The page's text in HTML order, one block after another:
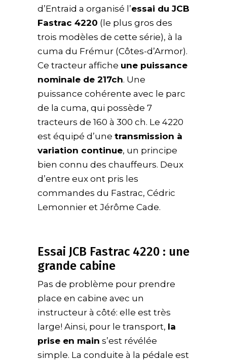
d’Entraid a organisé l’essai du JCB
Fastrac 4220 (le plus gros des
trois modèles de cette série), à la
cuma du Frémur (Côtes-d’Armor).
Ce tracteur affiche une puissance
nominale de 217ch. Une
puissance cohérente avec le parc
de la cuma, qui possède 7
tracteurs de 160 à 300 ch. Le 4220
est équipé d’une transmission à
variation continue, un principe
bien connu des chauffeurs. Deux
d’entre eux ont pris les
commandes du Fastrac, Cédric
Lemonnier et Jérôme Cade.
Essai JCB Fastrac 4220 : une
grande cabine
Pas de problème pour prendre
place en cabine avec un
instructeur à côté: elle est très
large! Ainsi, pour le transport, la
prise en main s’est révélée
simple. La conduite à la pédale est